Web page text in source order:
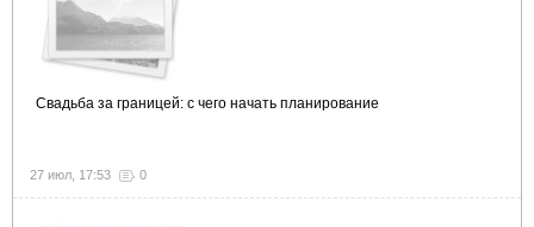
Свадьба за границей: с чего начать планирование
27 июл, 17:53 0